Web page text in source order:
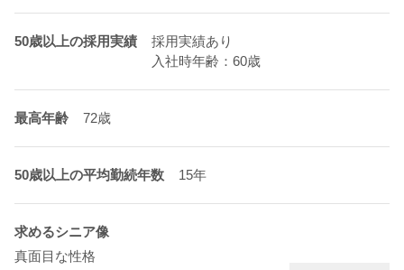
50歳以上の採用実績
採用実績あり
入社時年齢：60歳
最高年齢 72歳
50歳以上の平均勤続年数 15年
求めるシニア像
真面目な性格